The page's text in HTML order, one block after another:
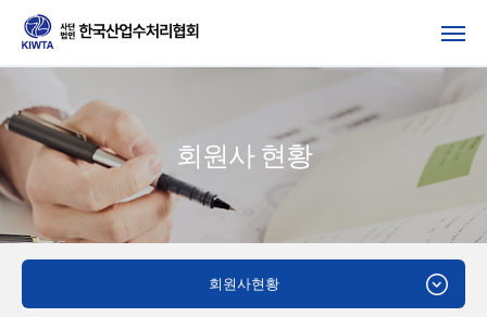
회원사 현황
회원사현황